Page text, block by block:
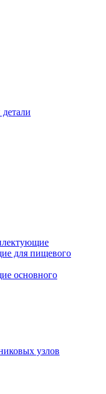
для пищевого
основного
узлов